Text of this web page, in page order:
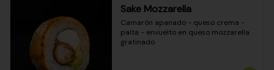
Sake Mozzarella
Camarón apanado - queso crema -
palta - envuelto en queso mozzarella
gratinado